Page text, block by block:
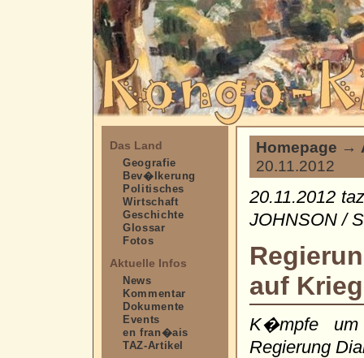
Das Land
Geografie
Bev�lkerung
Politisches
Wirtschaft
Geschichte
Glossar
Fotos
Aktuelle Infos
News
Kommentar
Dokumente
Events
en fran�ais
TAZ-Artikel
Homepage →
20.11.2012
20.11.2012
JOHNSON /
auf Krieg
K�mpfe
Regierung